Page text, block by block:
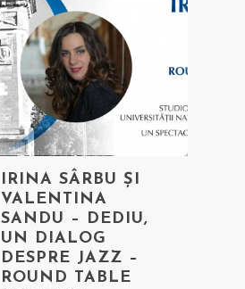
IRINA SÂRBU ȘI
VALENTINA
SANDU – DEDIU,
UN DIALOG
DESPRE JAZZ –
ROUND TABLE